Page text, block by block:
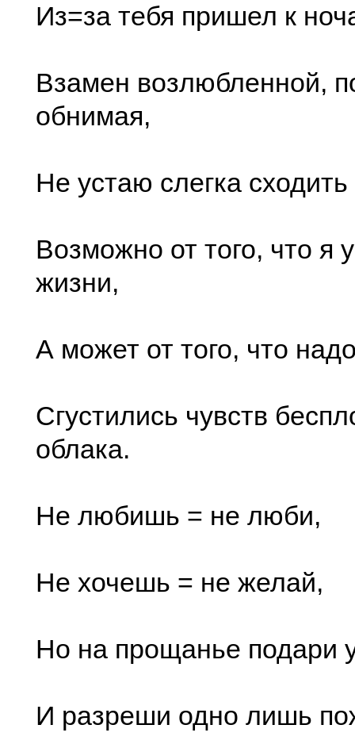
Из=за тебя пришел к
Взамен возлюбленной,
обнимая,
Не устаю слегка
Возможно от того, что я
жизни,
А может от того, что
Сгустились чувств
облака.
Не любишь = не люби,
Не хочешь = не желай,
Но на прощанье подари
И разреши одно лишь